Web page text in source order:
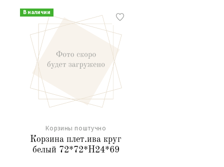
В наличии
Корзины поштучно
Корзина плет.ива круг
белый 72*72*H24*69